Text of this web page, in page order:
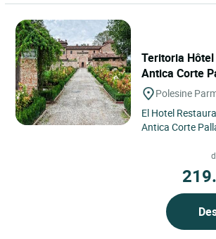
Teritoria
Antica Corte
Polesine
El Hotel
Antica Corte
Romaña, en el